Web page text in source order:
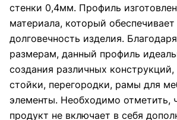
стенки 0,4мм. Профиль
материала, который
долговечность изделия.
размерам, данный профиль
создания различных конструкций,
стойки, перегородки, рамы для
элементы. Необходимо отметить,
продукт не включает в себя